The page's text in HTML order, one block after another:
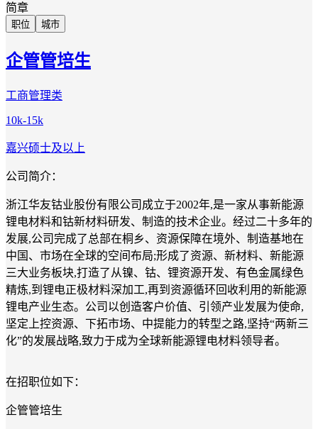
简章
职位 城市
企管管培生
工商管理类
10k-15k
嘉兴硕士及以上
公司简介：
浙江华友钴业股份有限公司成立于2002年,是一家从事新能源
锂电材料和钴新材料研发、制造的技术企业。经过二十多年的
发展,公司完成了总部在桐乡、资源保障在境外、制造基地在
中国、市场在全球的空间布局;形成了资源、新材料、新能源
三大业务板块,打造了从镍、钴、锂资源开发、有色金属绿色
精炼,到锂电正极材料深加工,再到资源循环回收利用的新能源
锂电产业生态。公司以创造客户价值、引领产业发展为使命,
坚定上控资源、下拓市场、中提能力的转型之路,坚持“两新三
化”的发展战略,致力于成为全球新能源锂电材料领导者。
在招职位如下：
企管管培生